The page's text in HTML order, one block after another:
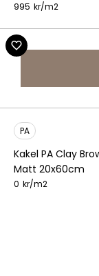
995 kr/m2
PA
Kakel PA Clay
Matt 20x60cm
0 kr/m2